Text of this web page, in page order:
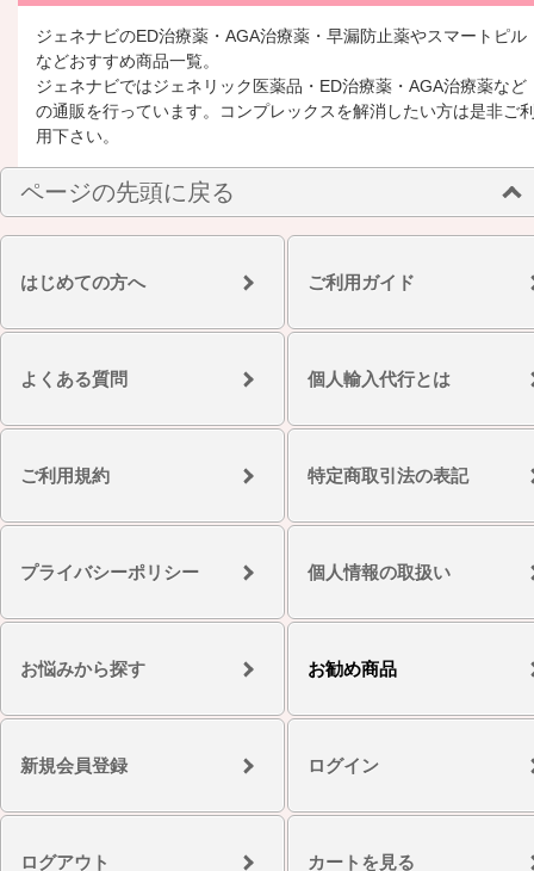
ジェネナビのED治療薬・AGA治療薬・早漏防止薬やスマートピル
などおすすめ商品一覧。
ジェネナビではジェネリック医薬品・ED治療薬・AGA治療薬など
の通販を行っています。コンプレックスを解消したい方は是非ご
用下さい。
ページの先頭に戻る
はじめての方へ ご利用ガイド
よくある質問 個人輸入代行とは
ご利用規約 特定商取引法の表記
プライバシーポリシー 個人情報の取扱い
お悩みから探す お勧め商品
新規会員登録 ログイン
ログアウト カートを見る